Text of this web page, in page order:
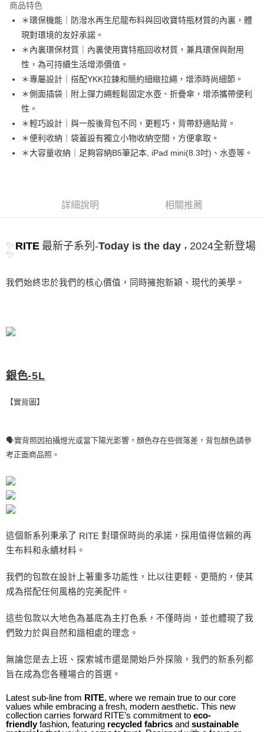
Apple Pay
街口支付
悠遊付
AFTEE先享後付
相關說明
【關於「AFTEE先享後付」】
AFTEE先享後付是「在收到商品之後才付款」的支付方式。 讓您購物簡單
１．簡單：不需註冊會員、不需綁卡、不需儲值。
２．便利：只要手機號碼，簡訊認證，即可結帳。
結帳頁面，進行簡訊認證並確認金額後，即可完成結帳。
※ 請注意：結帳手續完成當下不需立刻繳費，但若您需要取消訂單，請聯絡
※ 交易是否成功請以「AFTEE先享後付 」之結帳頁面顯示為準，若有關於
１．透過由恩沛科技股份有限公司提供之「AFTEE先享後付」服務完成之交
https://aftee.tw/terms/#terms3
「AFTEE先享後付」，若未經同意申辦者引起之損失，本公司不負相關責
任。
請求用戶進行身份認證。
５．嚴禁一人註冊多個帳號或使用他人資訊註冊。若發現惡意使用之情形，
恩沛科技股份有限公司將有權停止該用戶之使用額度並採取法律行動。
ATM付款
運送方式
付款後全家取貨
萊爾富取貨付款
每筆NT$100
付款後萊爾富取貨
每筆NT$60，滿NT$1,000(含以上)免運費
每筆NT$60，滿NT$888(含以上)免運費
商品特色
＊環保機能｜防潑水再生尼龍布料與回收寶特瓶材質的內裏，體
現對環境的友好承諾。
＊內裏環保材質｜內裏使用寶特瓶回收材質，兼具環保與耐用
性，為可持續生活增添價值。
＊專屬設計｜搭配YKK拉鍊和簡約細緻拉繩，增添時尚細節。
＊側面插袋｜附上彈力繩輕鬆固定水壺、折疊傘，增添攜帶便利
性。
＊輕巧設計｜與一般後背包不同，更輕巧，背帶舒適貼背。
＊便利收納｜袋蓋設有獨立小物收納空間，方便拿取。
＊大容量收納｜足夠容納B5筆記本, iPad mini(8.3吋)、水壺等。
詳細說明 相關推薦
✨RITE 最新子系列-Today is the day ， 2024全新登場
✨
我們始終忠於我們的核心價值，同時擁抱新穎、現代的美學。
銀色-5L
【實背圖】
🗣實背照因拍攝燈光或當下陽光影響，顏色存在些微落差，背包顏色請參
考正面商品照。
這個新系列秉承了 RITE 對環保時尚的承諾，採用值得信賴的再
生布料和永續材料。
我們的包款在設計上著重多功能性，比以往更輕、更簡約，使其
成為搭配任何風格的完美配件。
這些包款以大地色為基底為主打色系，不僅時尚，並也體現了我
們致力於與自然和諧相處的理念。
無論您是去上班、探索城市還是開始戶外探險，我們的新系列都
旨在成為您各種場合的首選。
Latest sub-line from RITE, where we remain true to our core
values while embracing a fresh, modern aesthetic. This new
collection carries forward RITE’s commitment to eco-
friendly fashion, featuring recycled fabrics and sustainable